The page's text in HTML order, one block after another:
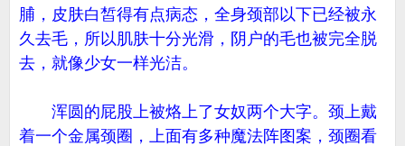
脯，皮肤白皙得有点病态，全身颈部以下已经被永
久去毛，所以肌肤十分光滑，阴户的毛也被完全脱
去，就像少女一样光洁。
浑圆的屁股上被烙上了女奴两个大字。颈上戴
着一个金属颈圈，上面有多种魔法阵图案，颈圈看